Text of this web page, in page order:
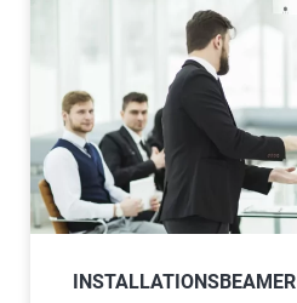
INSTALLATIONSBEAMER